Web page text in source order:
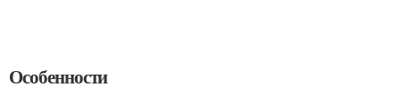
Особенности